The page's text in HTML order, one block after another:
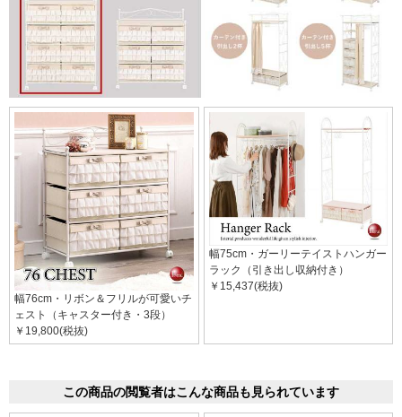
幅76cm・リボン＆フリルが可愛いチ
ェスト（キャスター付き・3段）
￥19,800(税抜)
幅75cm・ガーリーテイストハンガー
ラック（引き出し収納付き）
￥15,437(税抜)
この商品の閲覧者はこんな商品も見られています